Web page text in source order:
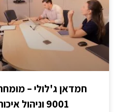
9001 וניהול איכות